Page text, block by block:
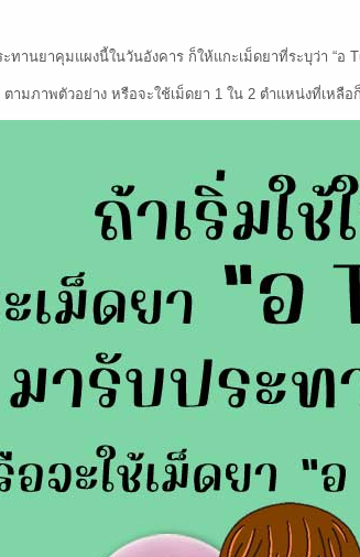
ทานยาคุมแผงนี้ในวันอังคาร ก็ให้แกะเม็ดยาที่ระบุว่า “อ
ตามภาพตัวอย่าง หรือจะใช้เม็ดยา 1 ใน 2 ตำแหน่งที่เหลือ